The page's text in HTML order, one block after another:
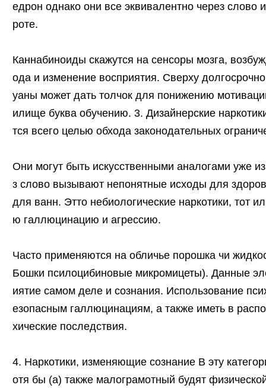
едрон однако они все эквивалентно через слово
роте.
Каннабиноиды скажутся на сенсоры мозга,
ода и изменение восприятия. Сверху
уаны может дать толчок для понижению
илище буква обучению. 3. Дизайнерские
тся всего целью обхода законодательных
Они могут быть искусственными аналогами уже
з слово вызывают непонятные исходы для
для ванн. Этто небиологические наркотики, тот
ю галлюцинацию и агрессию.
Часто применяются на обличье порошка чи
Бошки псилоцибиновые микромицеты). Данные
иятие самом деле и сознания. Использование
езопасным галлюцинациям, а также иметь в
хические последствия.
4. Наркотики, изменяющие сознание В эту
отя бы (а) также малограмотный будят